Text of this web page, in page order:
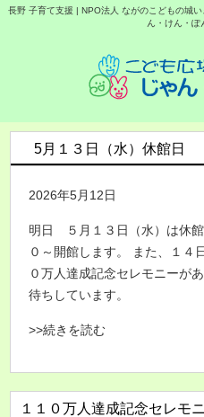
長野 子育て支援 | NPO法人 ながのこどもの城
ん・けん・ぽ
5月１３日（水）休館日
2026年5月12日
明日 ５月１３日（水）は休
０～開館します。 また、１４
０万人達成記念セレモニーが
待ちしています。
>>続きを読む
１１０万人達成記念セレモ